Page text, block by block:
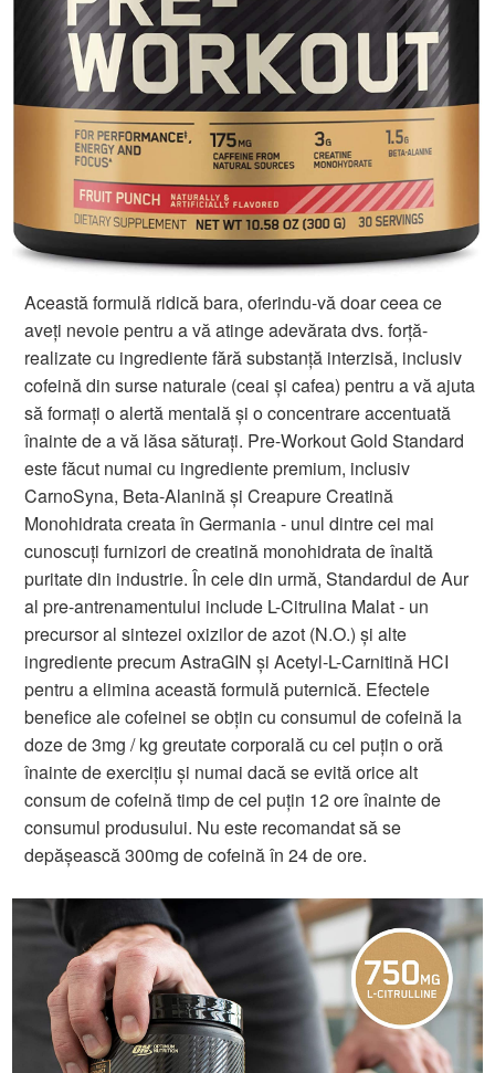
Această formulă ridică bara, oferindu-vă doar ceea ce
aveți nevoie pentru a vă atinge adevărata dvs. forță-
realizate cu ingrediente fără substanță interzisă, inclusiv
cofeină din surse naturale (ceai și cafea) pentru a vă ajuta
să formați o alertă mentală și o concentrare accentuată
înainte de a vă lăsa săturați. Pre-Workout Gold Standard
este făcut numai cu ingrediente premium, inclusiv
CarnoSyna, Beta-Alanină și Creapure Creatină
Monohidrata creata în Germania - unul dintre cei mai
cunoscuți furnizori de creatină monohidrata de înaltă
puritate din industrie. În cele din urmă, Standardul de Aur
al pre-antrenamentului include L-Citrulina Malat - un
precursor al sintezei oxizilor de azot (N.O.) și alte
ingrediente precum AstraGIN și Acetyl-L-Carnitină HCI
pentru a elimina această formulă puternică. Efectele
benefice ale cofeinei se obțin cu consumul de cofeină la
doze de 3mg / kg greutate corporală cu cel puțin o oră
înainte de exercițiu și numai dacă se evită orice alt
consum de cofeină timp de cel puțin 12 ore înainte de
consumul produsului. Nu este recomandat să se
depășească 300mg de cofeină în 24 de ore.